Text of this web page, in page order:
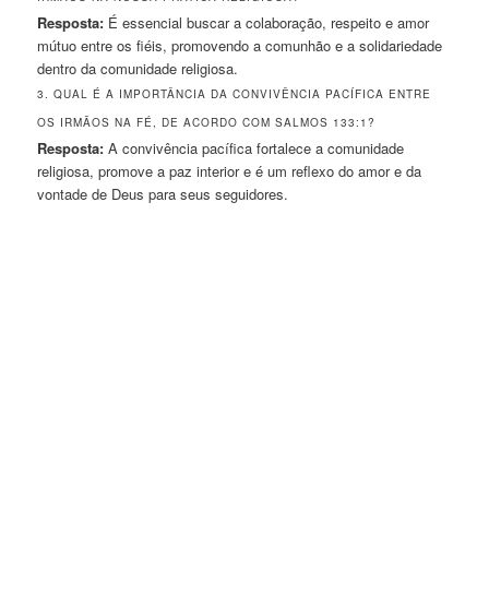
Resposta: É essencial buscar a colaboração, respeito e amor
mútuo entre os fiéis, promovendo a comunhão e a solidariedade
dentro da comunidade religiosa.
3. QUAL É A IMPORTÂNCIA DA CONVIVÊNCIA PACÍFICA ENTRE
OS IRMÃOS NA FÉ, DE ACORDO COM SALMOS 133:1?
Resposta: A convivência pacífica fortalece a comunidade
religiosa, promove a paz interior e é um reflexo do amor e da
vontade de Deus para seus seguidores.